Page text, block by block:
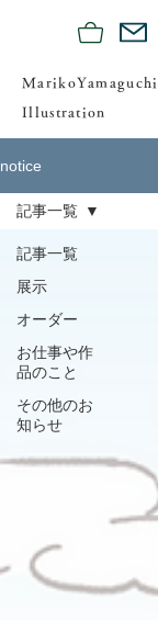
MarikoYamaguchi
Illustration
notice
記事一覧
展示
オーダー
お仕事や作
品のこと
その他のお
知らせ
記事一覧